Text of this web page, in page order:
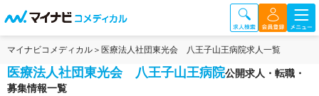
マイナビコメディカル 医療法人社団東光会 八王子山王病院求人一覧
医療法人社団東光会 八王子山王病院公開求人・転職・
募集情報一覧